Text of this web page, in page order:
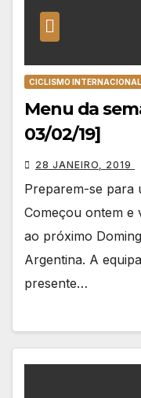
CICLISMO INTERNACIONAL
Menu da
03/02/19]
28 JANEIRO, 2019
Preparem-se para
Começou ontem e
ao próximo
Argentina. A
presente…